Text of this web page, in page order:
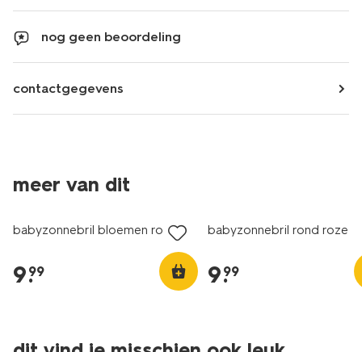
nog geen beoordeling
contactgegevens
meer van dit
babyzonnebril bloemen roze
9.
99
babyzonnebril rond roze
9.
99